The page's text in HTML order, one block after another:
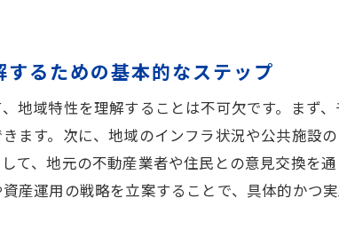
実務経験を積
業界専門家から
地域イベントを
スキル向上のた
するための基本的なステップ
地域特性を理解することは不可欠です。まず
ます。次に、地域のインフラ状況や公共施設
て、地元の不動産業者や住民との意見交換を
産運用の戦略を立案することで、具体的かつ